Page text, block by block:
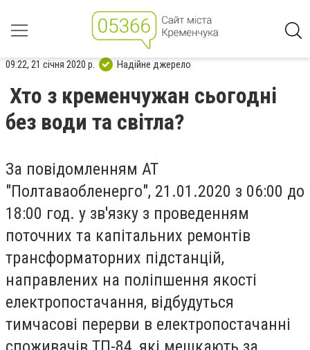
09:22, 21 січня 2020 р. Надійне джерело
Хто з кременчужан сьогодні
без води та світла?
За повідомленням АТ
"Полтаваобленерго", 21.01.2020 з 06:00 до
18:00 год. у зв'язку з проведенням
поточних та капітальних ремонтів
трансформаторних підстанцій,
направлених на поліпшення якості
електропостачання, відбудуться
тимчасові перерви в електропостачанні